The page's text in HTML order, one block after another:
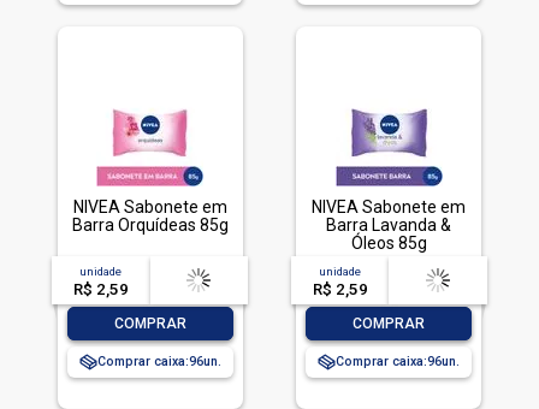
NIVEA Sabonete em
Barra Orquídeas 85g
unidade
R$ 2,59
acima de
-- --,--un.
COMPRAR
Comprar caixa:96
NIVEA Sabonete em
Barra Lavanda &
Óleos 85g
unidade
R$ 2,59
acima de
-- --,--un.
COMPRAR
Comprar caixa:96